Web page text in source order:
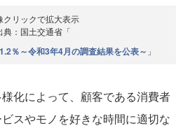
クリックで拡大表示
典：国土交通省「
％～令和3年4月の調査結果を公表～ 」
化によって、顧客である消費者
スやモノを好きな時間に適切な